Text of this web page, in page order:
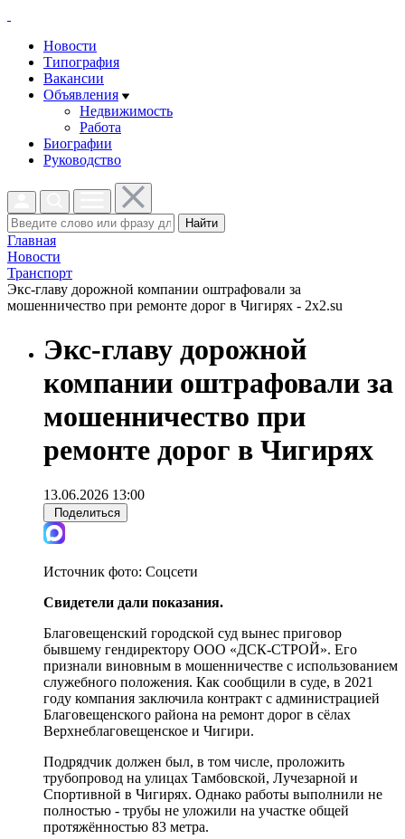
Новости
Типография
Вакансии
Объявления
Недвижимость
Работа
Биографии
Руководство
Найти
Главная
Новости
Транспорт
Экс-главу дорожной компании оштрафовали за
мошенничество при ремонте дорог в Чигирях - 2x2.su
Экс-главу дорожной
компании оштрафовали за
мошенничество при
ремонте дорог в Чигирях
13.06.2026 13:00
Поделиться
Источник фото: Соцсети
Свидетели дали показания.
Благовещенский городской суд вынес приговор
бывшему гендиректору ООО «ДСК-СТРОЙ». Его
признали виновным в мошенничестве с использованием
служебного положения. Как сообщили в суде, в 2021
году компания заключила контракт с администрацией
Благовещенского района на ремонт дорог в сёлах
Верхнеблаговещенское и Чигири.
Подрядчик должен был, в том числе, проложить
трубопровод на улицах Тамбовской, Лучезарной и
Спортивной в Чигирях. Однако работы выполнили не
полностью - трубы не уложили на участке общей
протяжённостью 83 метра.